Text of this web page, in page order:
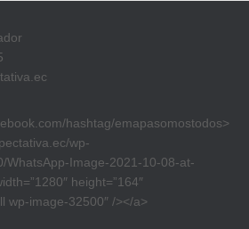
hashtag/emapasomostodos>
wp-
WhatsApp-Image-2021-10-08-at-
height=”164″
wp-image-32500″ /></a>